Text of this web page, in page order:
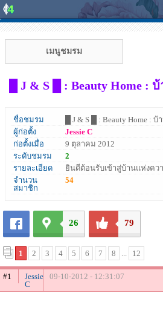
เมนูชมรม
█ J & S █ : Beauty Home :
ชื่อชมรม
█ J & S █ : Beauty Home :
ผู้ก่อตั้ง
Jessie C
ก่อตั้งเมื่อ
9 ตุลาคม 2012
ระดับชมรม
2
รายละเอียด
ยินดีต้อนรับเข้าสู่บ้านแห่งคว
จำนวน
สมาชิก
54
26 79
1 2 3 4 5 6 7 8 ... 12
#1
Jessie
C
09-10-2012 - 12:31:07